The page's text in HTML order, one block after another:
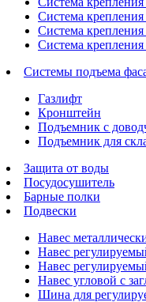
Система
Система
Система
Системы подъема
Газлифт
Кронштейн
Подъемник с
Подъемник для
Защита от воды
Посудосушитель
Барные полки
Подвески
Навес
Навес
Навес
Навес угловой с
Шина для